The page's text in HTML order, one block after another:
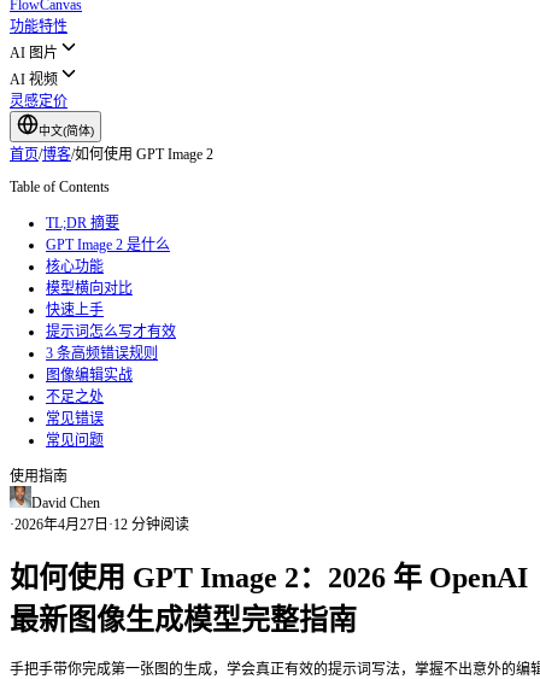
FlowCanvas
功能特性
AI 图片
AI 视频
灵感定价
中文(简体)
首页/博客/如何使用 GPT Image 2
Table of Contents
GPT Image 2 是什么
核心功能
模型横向对比
快速上手